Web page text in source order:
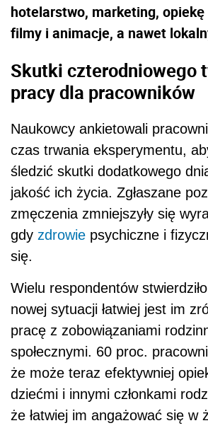
hotelarstwo, marketing,
filmy i animacje, a nawet
Skutki czterodniowego
pracy dla pracowników
Naukowcy ankietowali
czas trwania eksperymentu,
śledzić skutki dodatkowego
jakość ich życia. Zgłaszane
zmęczenia zmniejszyły się
gdy zdrowie psychiczne i
się.
Wielu respondentów
nowej sytuacji łatwiej jest im
pracę z zobowiązaniami
społecznymi. 60 proc.
że może teraz efektywniej
dziećmi i innymi członkami
że łatwiej im angażować się w